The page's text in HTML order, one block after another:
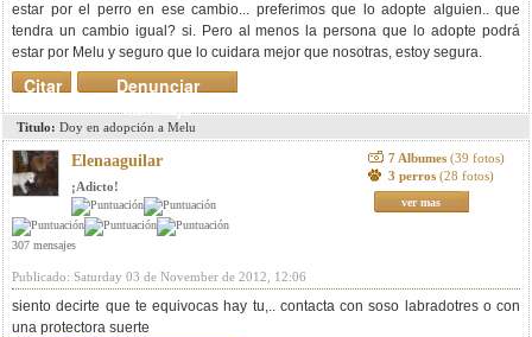
estar por el perro en ese cambio... preferimos que lo adopte alguien.. que
tendra un cambio igual? si. Pero al menos la persona que lo adopte podrá
estar por Melu y seguro que lo cuidara mejor que nosotras, estoy segura.
Denunciar
mensaje
Citar
Titulo: Doy en adopción a Melu
Elenaaguilar
¡Adicto!
307 mensajes
7 Albumes (39 fotos)
3 perros (28 fotos)
ver mas
Publicado: Saturday 03 de November de 2012, 12:06
siento decirte que te equivocas hay tu,.. contacta con soso labradotres o con
una protectora suerte